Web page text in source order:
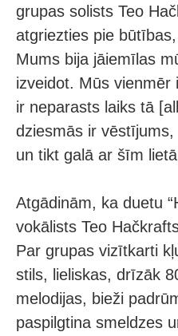
grupas solists Teo
atgriezties pie
Mums bija jāiemīlas
izveidot. Mūs vienmēr
ir neparasts laiks tā
dziesmās ir
un tikt galā ar šīm
Atgādinām, ka duetu
vokālists Teo
Par grupas vizītkarti
stils, lieliskas, drīzāk
melodijas, bieži
paspilgtina smeldzes